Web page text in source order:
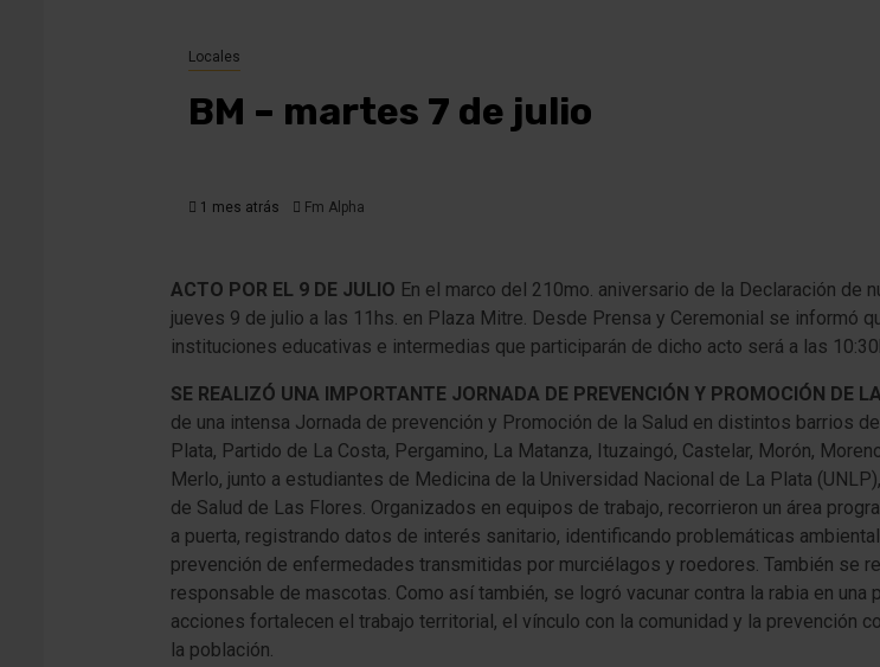
Locales
BM – martes 7 de julio
1 mes atrás Fm Alpha
ACTO POR EL 9 DE JULIO En el marco del 210mo. aniversario de la Declaración
jueves 9 de julio a las 11hs. en Plaza Mitre. Desde Prensa y Ceremonial se informó
instituciones educativas e intermedias que participarán de dicho acto será a las
SE REALIZÓ UNA IMPORTANTE JORNADA DE PREVENCIÓN Y PROMOCIÓN DE
de una intensa Jornada de prevención y Promoción de la Salud en distintos barrios
Plata, Partido de La Costa, Pergamino, La Matanza, Ituzaingó, Castelar, Morón,
Merlo, junto a estudiantes de Medicina de la Universidad Nacional de La Plata
de Salud de Las Flores. Organizados en equipos de trabajo, recorrieron un área
a puerta, registrando datos de interés sanitario, identificando problemáticas
prevención de enfermedades transmitidas por murciélagos y roedores. También se
responsable de mascotas. Como así también, se logró vacunar contra la rabia en
acciones fortalecen el trabajo territorial, el vínculo con la comunidad y la prevención
la población.